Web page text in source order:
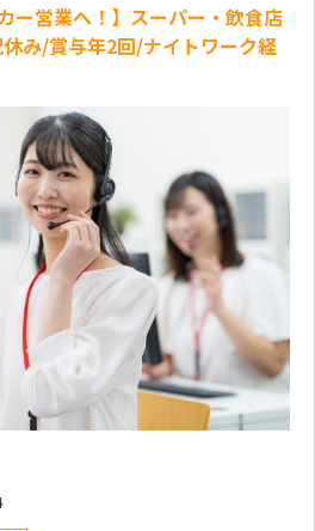
ー営業へ！】スーパー・飲食店
み/賞与年2回/ナイトワーク経